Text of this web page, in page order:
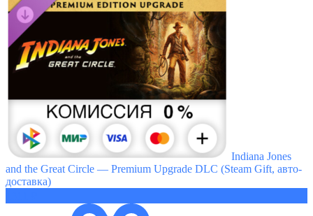
Indiana Jones
and the Great Circle — Premium Upgrade DLC (Steam Gift, авто-
доставка)